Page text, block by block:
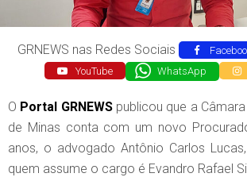
GRNEWS nas Redes Sociais
YouTube
WhatsApp
O Portal GRNEWSpublicou que a
de Minas conta com um novo
anos, o advogado Antônio Carlos
quem assume o cargo é Evandro Rafael